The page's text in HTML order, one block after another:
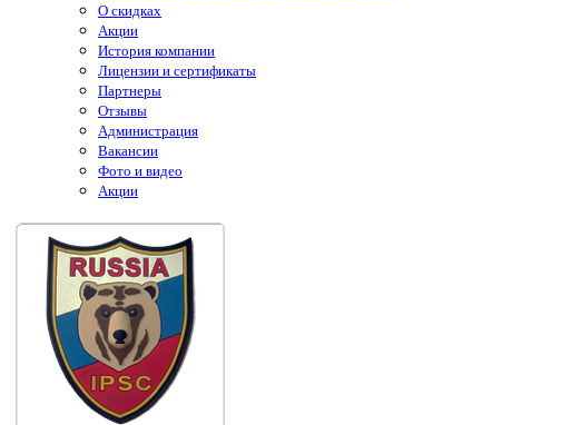
О скидках
Акции
История компании
Лицензии и сертификаты
Партнеры
Отзывы
Администрация
Вакансии
Фото и видео
Акции